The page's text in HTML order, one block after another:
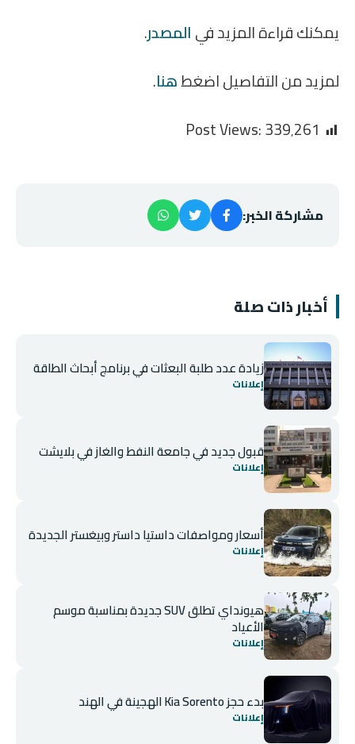
يمكنك قراءة المزيد فيالمصدر.
لمزيد من التفاصيل اضغطهنا.
Post Views:339٬261
مشاركة الخبر:
أخبار ذات صلة
زيادة عدد طلبة البعثات في برنامج أبحاث الطاقة
إعلانات
قبول جديد في جامعة النفط والغاز في بلايشت
إعلانات
أسعار ومواصفات داستيا داستر وبيغستر الجديدة
إعلانات
هيونداي تطلق SUV جديدة بمناسبة موسم
الأعياد
إعلانات
بدء حجز Kia Sorento الهجينة في الهند
إعلانات